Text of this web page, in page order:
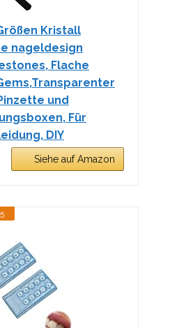
Kristall
nageldesign
Flache
und
Für
DIY
Siehe auf Amazon